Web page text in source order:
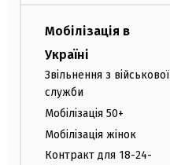
Мобілізація в
Україні
Звільнення з військової
служби
Мобілізація 50+
Мобілізація жінок
Контракт для 18-24-